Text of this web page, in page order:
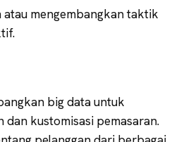
mengembangkan taktik
big data untuk
dan kustomisasi pemasaran.